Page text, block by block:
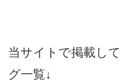
当サイトで掲載し
グ一覧↓